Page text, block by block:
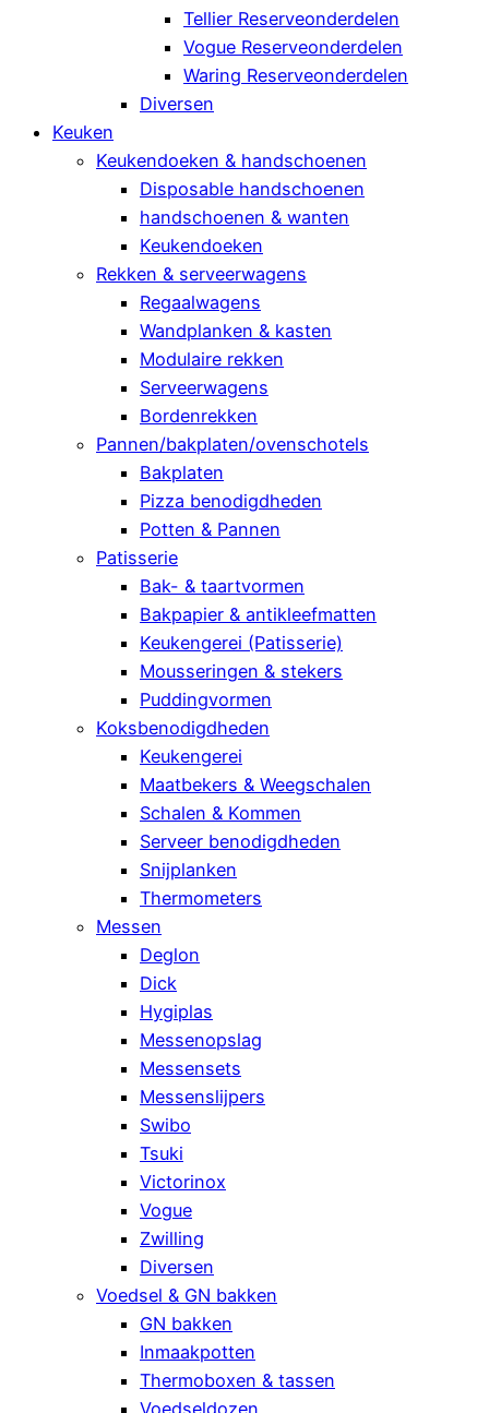
Tellier Reserveonderdelen
Vogue Reserveonderdelen
Waring Reserveonderdelen
Diversen
Keuken
Keukendoeken & handschoenen
Disposable handschoenen
handschoenen & wanten
Keukendoeken
Rekken & serveerwagens
Regaalwagens
Wandplanken & kasten
Modulaire rekken
Serveerwagens
Bordenrekken
Pannen/bakplaten/ovenschotels
Bakplaten
Pizza benodigdheden
Potten & Pannen
Patisserie
Bak- & taartvormen
Bakpapier & antikleefmatten
Keukengerei (Patisserie)
Mousseringen & stekers
Puddingvormen
Koksbenodigdheden
Keukengerei
Maatbekers & Weegschalen
Schalen & Kommen
Serveer benodigdheden
Snijplanken
Thermometers
Messen
Deglon
Dick
Hygiplas
Messenopslag
Messensets
Messenslijpers
Swibo
Tsuki
Victorinox
Vogue
Zwilling
Diversen
Voedsel & GN bakken
GN bakken
Inmaakpotten
Thermoboxen & tassen